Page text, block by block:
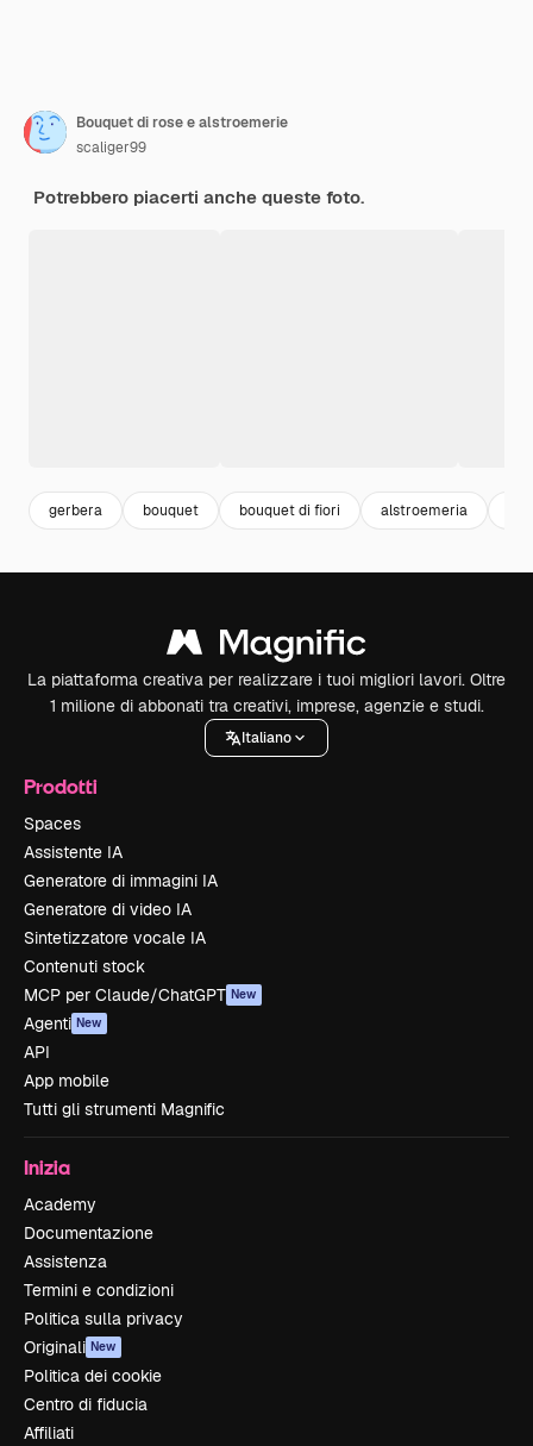
Bouquet di rose e alstroemerie
scaliger99
Potrebbero piacerti anche queste foto.
gerbera bouquet bouquet di fiori alstroemeria
La piattaforma creativa per realizzare i tuoi migliori lavori. Oltre
1 milione di abbonati tra creativi, imprese, agenzie e studi.
Italiano
Prodotti
Spaces
Assistente IA
Generatore di immagini IA
Generatore di video IA
Sintetizzatore vocale IA
Contenuti stock
MCP per Claude/ChatGPT New
Agenti New
API
App mobile
Tutti gli strumenti Magnific
Inizia
Academy
Documentazione
Assistenza
Termini e condizioni
Politica sulla privacy
Originali New
Politica dei cookie
Centro di fiducia
Affiliati